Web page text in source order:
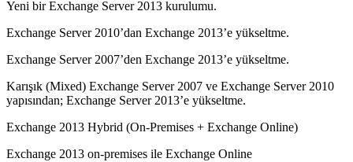
Yeni bir Exchange Server 2013 kurulumu.
Exchange Server 2010’dan Exchange 2013’e yükseltme.
Exchange Server 2007’den Exchange 2013’e yükseltme.
Karışık (Mixed) Exchange Server 2007 ve Exchange Server 2010
yapısından; Exchange Server 2013’e yükseltme.
Exchange 2013 Hybrid (On-Premises + Exchange Online)
Exchange 2013 on-premises ile Exchange Online